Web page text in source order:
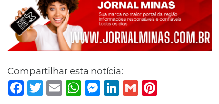
Compartilhar esta notícia:
Facebook
TwitterEmail WhatsAppMessenger
LinkedIn
Gmail